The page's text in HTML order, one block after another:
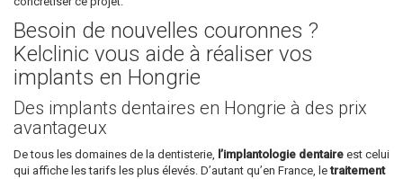
Besoin de nouvelles couronnes ?
Kelclinic vous aide à réaliser vos
implants en Hongrie
Des implants dentaires en Hongrie à des prix
avantageux
De tous les domaines de la dentisterie, l’implantologie dentaire est celui
qui affiche les tarifs les plus élevés. D’autant qu’en France, letraitement